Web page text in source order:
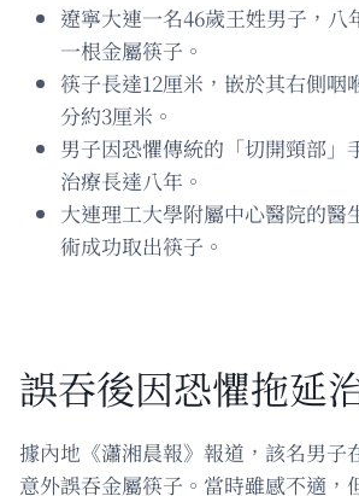
遼寧大連一名46歲王姓男子，八
一根金屬筷子。
筷子長達12厘米，嵌於其右側咽
分約3厘米。
男子因恐懼傳統的「切開頸部」
治療長達八年。
大連理工大學附屬中心醫院的醫
術成功取出筷子。
誤吞後因恐懼拖延
據內地《瀟湘晨報》報道，該名男子
意外誤吞金屬筷子。當時雖感不適，